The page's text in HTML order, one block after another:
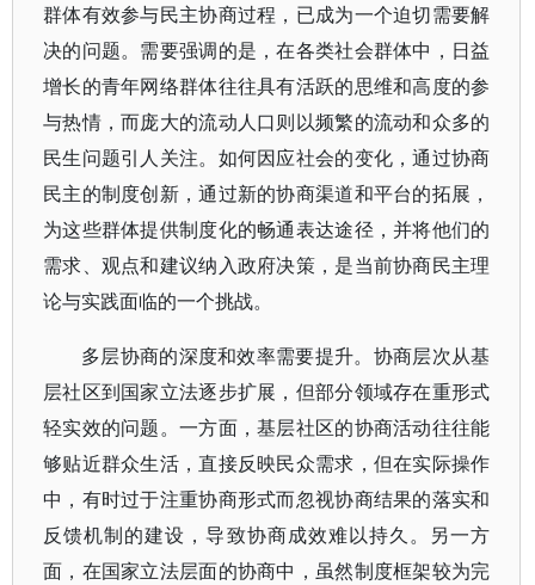
群体有效参与民主协商过程，已成为一个迫切需要解
决的问题。需要强调的是，在各类社会群体中，日益
增长的青年网络群体往往具有活跃的思维和高度的参
与热情，而庞大的流动人口则以频繁的流动和众多的
民生问题引人关注。如何因应社会的变化，通过协商
民主的制度创新，通过新的协商渠道和平台的拓展，
为这些群体提供制度化的畅通表达途径，并将他们的
需求、观点和建议纳入政府决策，是当前协商民主理
论与实践面临的一个挑战。
多层协商的深度和效率需要提升。协商层次从基
层社区到国家立法逐步扩展，但部分领域存在重形式
轻实效的问题。一方面，基层社区的协商活动往往能
够贴近群众生活，直接反映民众需求，但在实际操作
中，有时过于注重协商形式而忽视协商结果的落实和
反馈机制的建设，导致协商成效难以持久。另一方
面，在国家立法层面的协商中，虽然制度框架较为完